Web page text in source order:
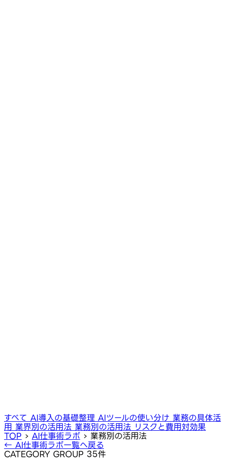
すべて AI導入の基礎整理 AIツールの使い分け 業務の具体活
用 業界別の活用法 業務別の活用法 リスクと費用対効果
TOP › AI仕事術ラボ › 業務別の活用法
← AI仕事術ラボ一覧へ戻る
CATEGORY GROUP 35件